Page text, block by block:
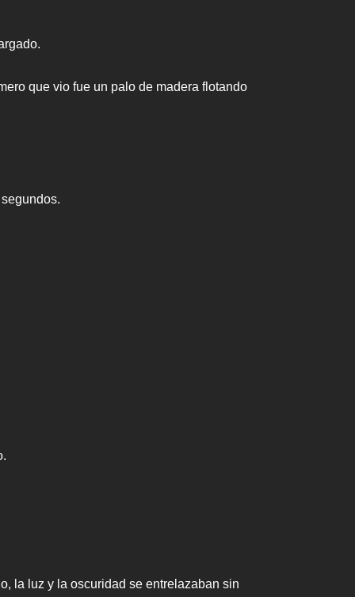
que vio fue un palo de madera flotando
la luz y la oscuridad se entrelazaban sin